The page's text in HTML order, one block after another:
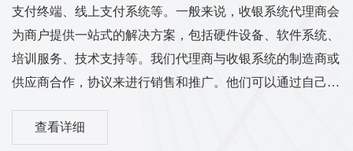
支付终端、线上支付系统等。一般来说，收银系统代理商会
为商户提供一站式的解决方案，包括硬件设备、软件系统、
培训服务、技术支持等。我们代理商与收银系统的制造商或
供应商合作，协议来进行销售和推广。他们可以通过自己的
实现销售和服务的业务目标。我们的工作范围和服务内容可
查看详细